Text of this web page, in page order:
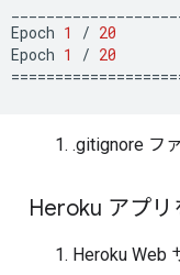
Epoch 1 / 20
Epoch 1 / 20
.gitignore フ
Heroku アプリ
Heroku Web